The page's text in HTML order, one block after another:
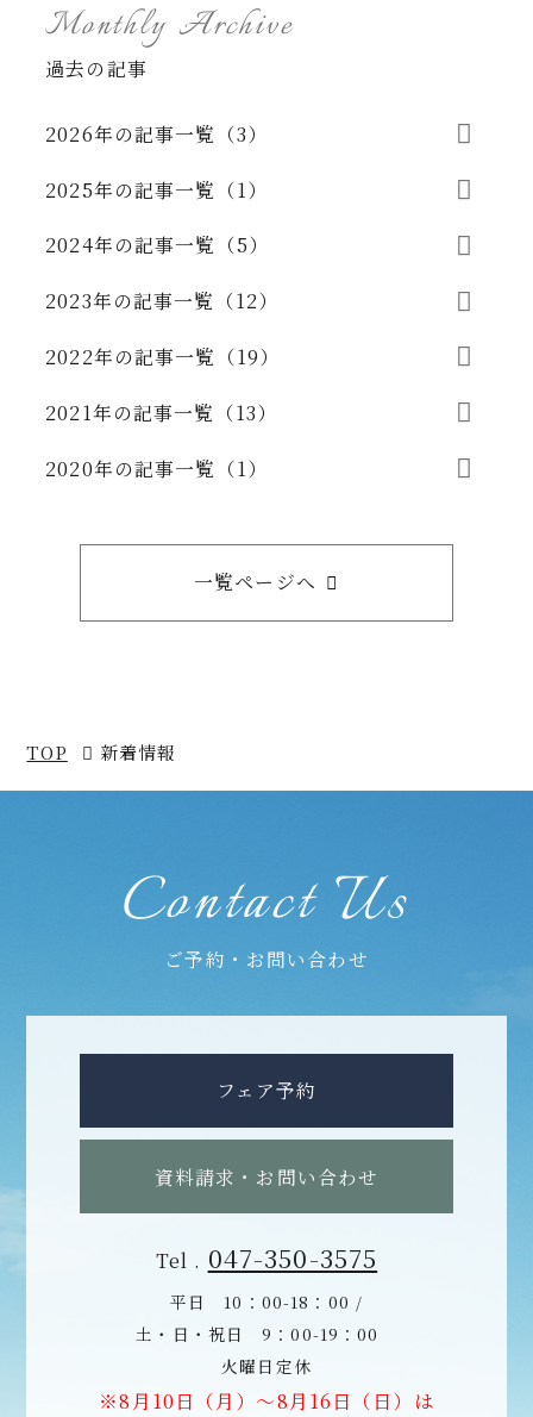
Monthly Archive
過去の記事
2026年の記事一覧（3）
2025年の記事一覧（1）
2024年の記事一覧（5）
2023年の記事一覧（12）
2022年の記事一覧（19）
2021年の記事一覧（13）
2020年の記事一覧（1）
一覧ページへ
TOP 新着情報
Contact Us
ご予約・お問い合わせ
フェア予約
資料請求・お問い合わせ
Tel . 047-350-3575
平日 10：00-18：00 /
土・日・祝日 9：00-19：00
火曜日定休
※8月10日（月）～8月16日（日）は